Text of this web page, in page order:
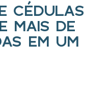
CÉDULAS
MAIS DE
EM UM